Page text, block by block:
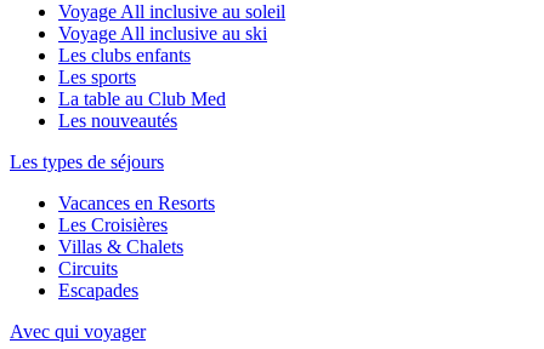
Voyage All inclusive au soleil
Voyage All inclusive au ski
Les clubs enfants
Les sports
La table au Club Med
Les nouveautés
Les types de séjours
Vacances en Resorts
Les Croisières
Villas & Chalets
Circuits
Escapades
Avec qui voyager